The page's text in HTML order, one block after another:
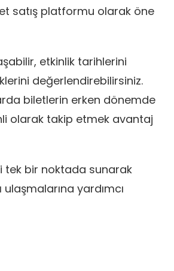
satış platformu olarak öne
etkinlik tarihlerini
değerlendirebilirsiniz.
biletlerin erken dönemde
olarak takip etmek avantaj
tek bir noktada sunarak
ulaşmalarına yardımcı